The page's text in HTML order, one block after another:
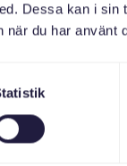
Dessa kan i sin
du har använt